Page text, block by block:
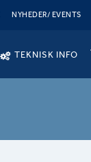
NYHEDER/ EVENTS
TEKNISK INFO